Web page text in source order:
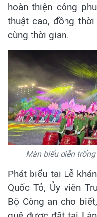
hoàn thiện công
thuật cao, đồng
cùng thời gian.
Màn biểu diễn trống
Phát biểu tại Lễ
Quốc Tỏ, Ủy viên
Bộ Công an cho